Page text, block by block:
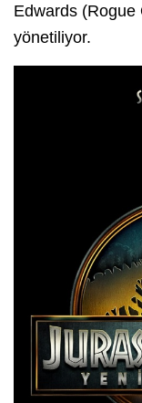
Edwards (Rogue
yönetiliyor.